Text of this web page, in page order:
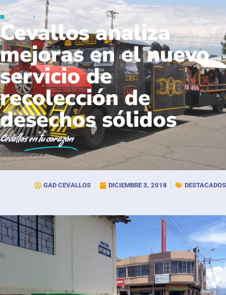
Inicio Destacados
Cevallos analiza
mejoras en el nuevo
servicio de
recolección de
desechos sólidos
Cevallosen tu corazón
GAD CEVALLOS DICIEMBRE 3, 2018 DESTACADOS